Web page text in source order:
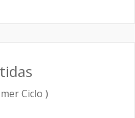
Ciclo )